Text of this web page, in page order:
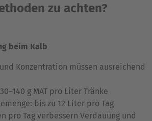
zu achten?
beim Kalb
Konzentration müssen ausreichend
g MAT pro Liter Tränke
bis zu 12 Liter pro Tag
pro Tag verbessern Verdauung und